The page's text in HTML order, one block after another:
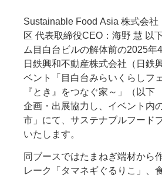
Sustainable Food Asia 株式会社
区 代表取締役CEO：海野 慧 以
ム目白台ビルの解体前の2025年
日鉄興和不動産株式会社（日鉄
ベント「目白台みらいくらしフ
『とき』をつなぐ家～」（以下
企画・出展協力し、イベント内
市」にて、サステナブルフード
いたします。
同ブースではたまねぎ端材から
レーク「タマネギぐるりこ」、